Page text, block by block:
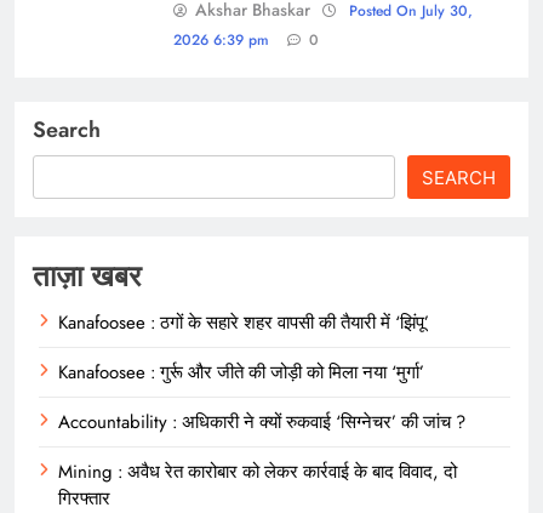
Akshar Bhaskar
Posted On July 30,
2026 6:39 pm
0
Search
SEARCH
ताज़ा खबर
Kanafoosee : ठगों के सहारे शहर वापसी की तैयारी में ‘झिंपू’
Kanafoosee : गुर्रू और जीते की जोड़ी को मिला नया ‘मुर्गा’
Accountability : अधिकारी ने क्यों रुकवाई ‘सिग्नेचर’ की जांच ?
Mining : अवैध रेत कारोबार को लेकर कार्रवाई के बाद विवाद, दो
गिरफ्तार